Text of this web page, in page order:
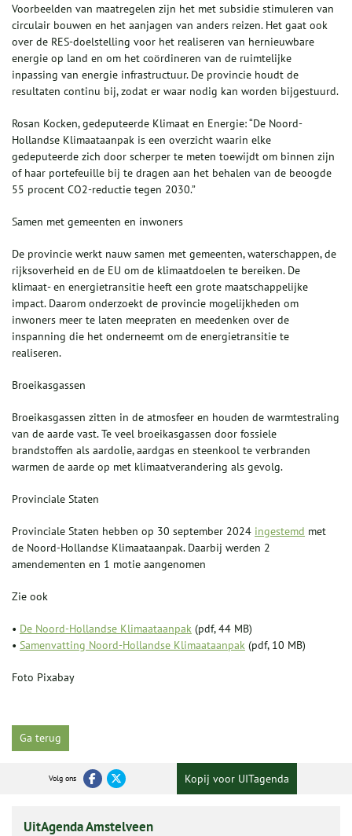
Voorbeelden van maatregelen zijn het met subsidie stimuleren van
circulair bouwen en het aanjagen van anders reizen. Het gaat ook
over de RES-doelstelling voor het realiseren van hernieuwbare
energie op land en om het coördineren van de ruimtelijke
inpassing van energie infrastructuur. De provincie houdt de
resultaten continu bij, zodat er waar nodig kan worden bijgestuurd.
Rosan Kocken, gedeputeerde Klimaat en Energie: “De Noord-
Hollandse Klimaataanpak is een overzicht waarin elke
gedeputeerde zich door scherper te meten toewijdt om binnen zijn
of haar portefeuille bij te dragen aan het behalen van de beoogde
55 procent CO2-reductie tegen 2030.”
Samen met gemeenten en inwoners
De provincie werkt nauw samen met gemeenten, waterschappen, de
rijksoverheid en de EU om de klimaatdoelen te bereiken. De
klimaat- en energietransitie heeft een grote maatschappelijke
impact. Daarom onderzoekt de provincie mogelijkheden om
inwoners meer te laten meepraten en meedenken over de
inspanning die het onderneemt om de energietransitie te
realiseren.
Broeikasgassen
Broeikasgassen zitten in de atmosfeer en houden de warmtestraling
van de aarde vast. Te veel broeikasgassen door fossiele
brandstoffen als aardolie, aardgas en steenkool te verbranden
warmen de aarde op met klimaatverandering als gevolg.
Provinciale Staten
Provinciale Staten hebben op 30 september 2024 ingestemd met
de Noord-Hollandse Klimaataanpak. Daarbij werden 2
amendementen en 1 motie aangenomen
Zie ook
• De Noord-Hollandse Klimaataanpak (pdf, 44 MB)
• Samenvatting Noord-Hollandse Klimaataanpak (pdf, 10 MB)
Foto Pixabay
Ga terug
Volg ons Kopij voor UITagenda
UitAgenda Amstelveen